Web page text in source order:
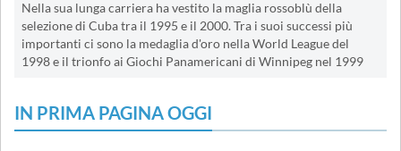
Nella sua lunga carriera ha vestito la maglia rossoblù della
selezione di Cuba tra il 1995 e il 2000. Tra i suoi successi più
importanti ci sono la medaglia d'oro nella World League del
1998 e il trionfo ai Giochi Panamericani di Winnipeg nel 1999
IN PRIMA PAGINA OGGI